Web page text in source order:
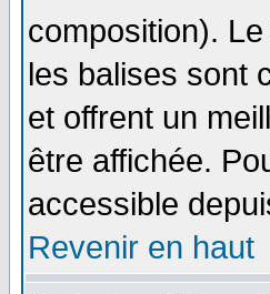
composition).
les balises sont
et offrent un
être affichée.
accessible
Revenir en haut